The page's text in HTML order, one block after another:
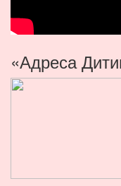
«Адреса